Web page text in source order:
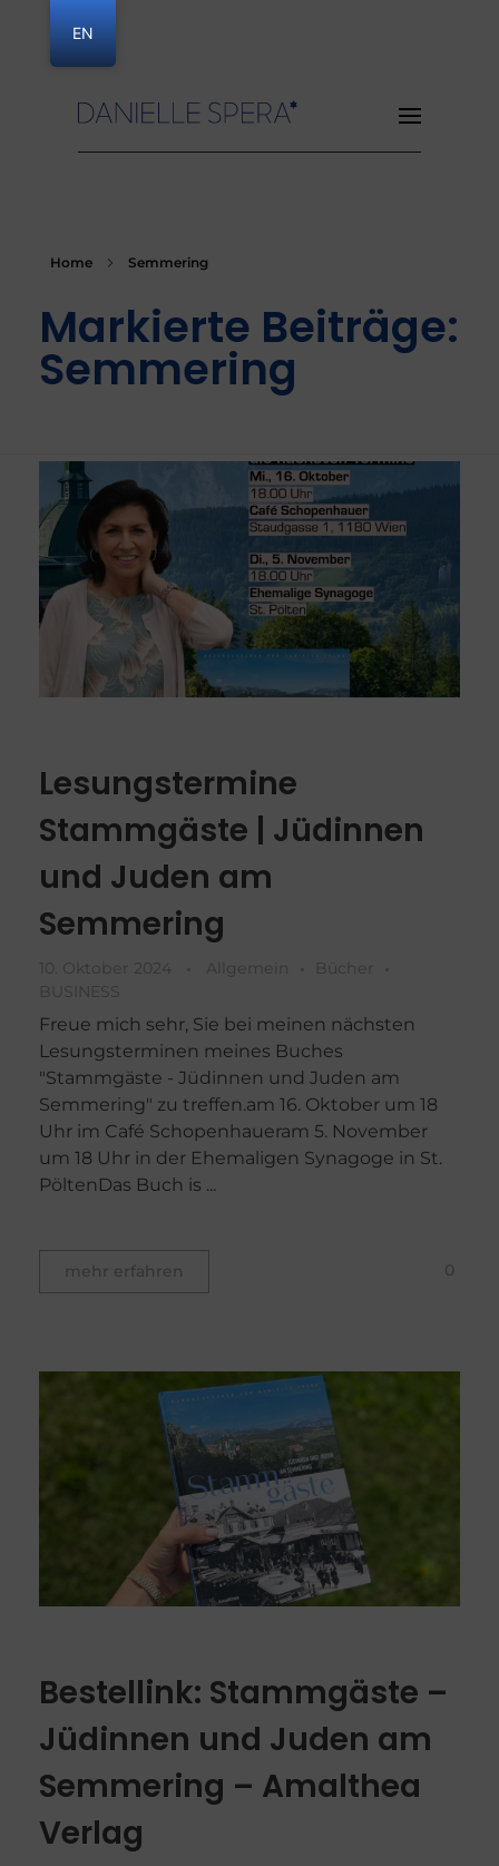
Home Semmering
Markierte Beiträge:
Semmering
Lesungstermine
Stammgäste | Jüdinnen
und Juden am
Semmering
10. Oktober 2024 Allgemein
Bücher
BUSINESS
Freue mich sehr, Sie bei meinen nächsten
Lesungsterminen meines Buches
"Stammgäste - Jüdinnen und Juden am
Semmering" zu treffen.am 16. Oktober um 18
Uhr im Café Schopenhaueram 5. November
um 18 Uhr in der Ehemaligen Synagoge in St.
PöltenDas Buch is ...
mehr erfahren 0
Bestellink: Stammgäste –
Jüdinnen und Juden am
Semmering – Amalthea
Verlag
EN